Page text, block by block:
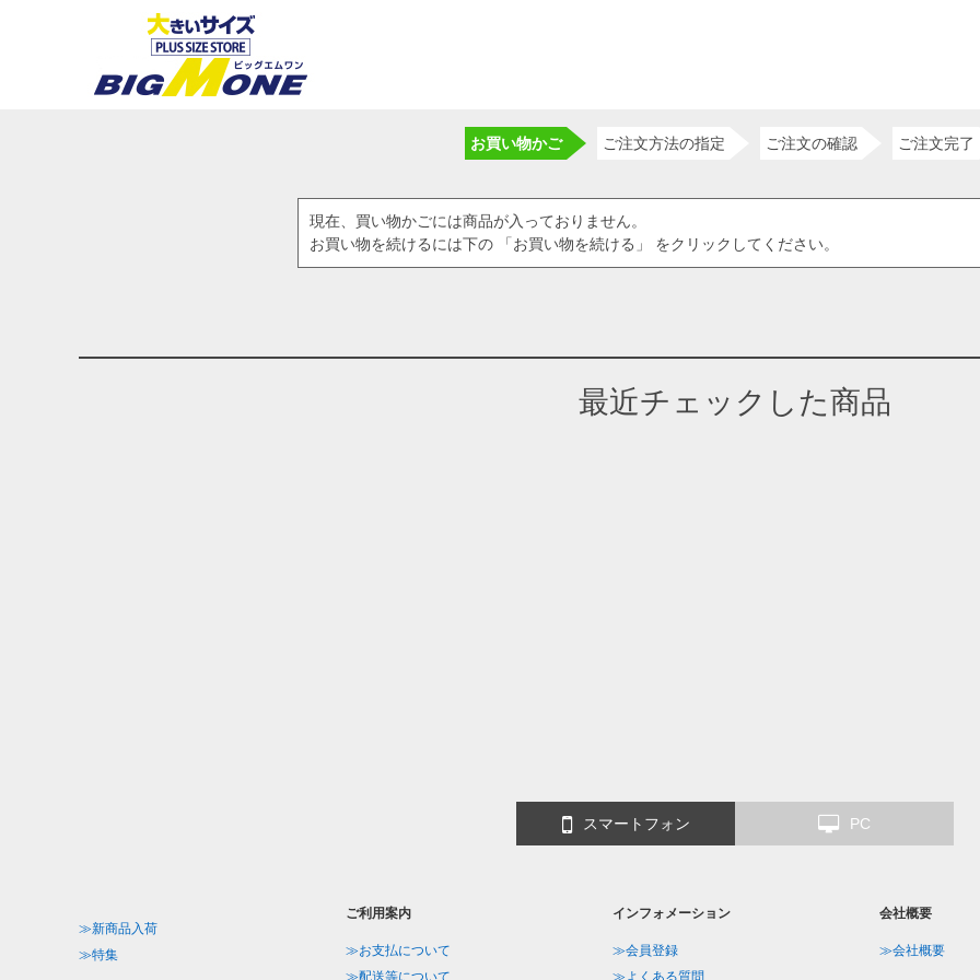
お買い物かご ご注文方法の指定 ご注文の確認 ご注文完了
現在、買い物かごには商品が入っておりません。
お買い物を続けるには下の 「お買い物を続ける」 をクリックしてください。
最近チェックした商品
スマートフォン PC
≫新商品入荷
≫特集
ご利用案内
≫お支払について
≫配送等について
インフォメーション
≫会員登録
≫よくある質問
会社概要
≫会社概要